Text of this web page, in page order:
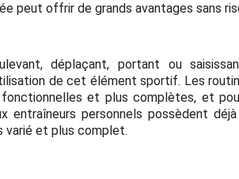
peut offrir de grands avantages sans
déplaçant, portant ou
de cet élément sportif. Les
et plus complètes, et
entraîneurs personnels possèdent
varié et plus complet.